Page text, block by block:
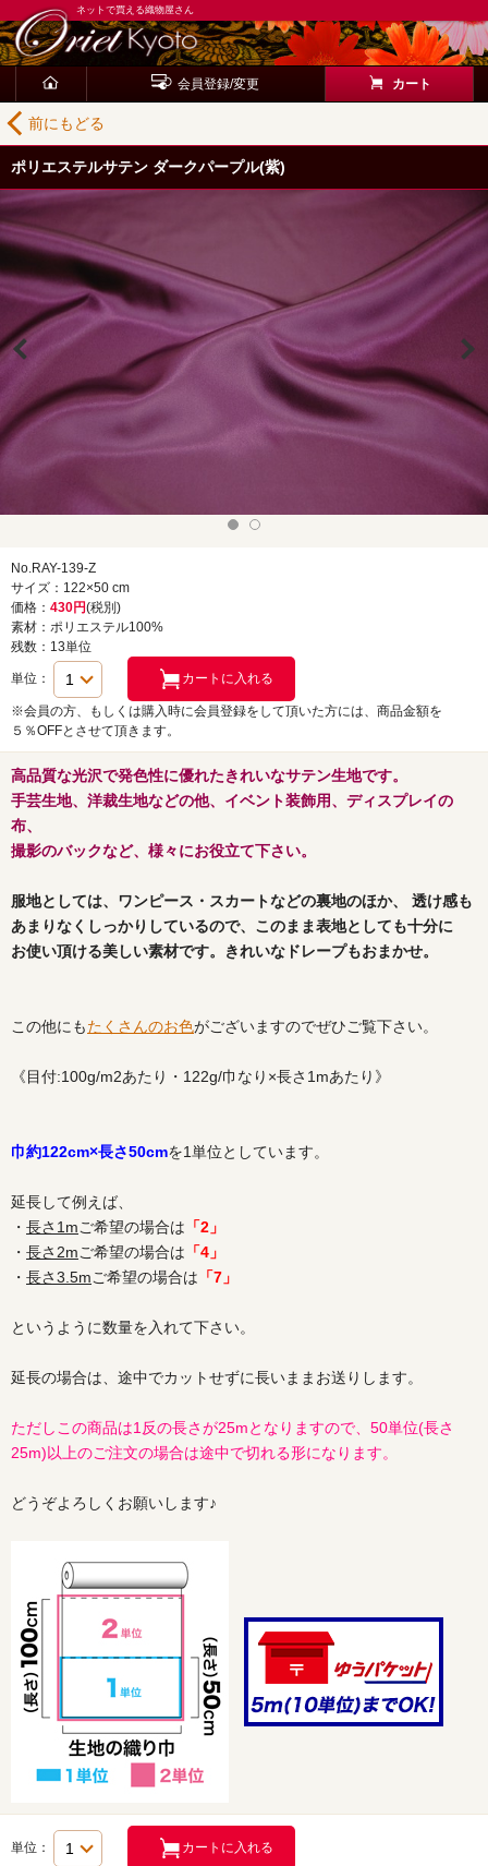
ネットで買える織物屋さん
会員登録/変更 カート
前にもどる
ポリエステルサテン ダークパープル(紫)
No.RAY-139-Z
サイズ：122×50 cm
価格： 430円(税別)
素材：ポリエステル100%
残数：13単位
単位：
※会員の方、もしくは購入時に会員登録をして頂いた方には、商品金額を
５％OFFとさせて頂きます。
高品質な光沢で発色性に優れたきれいなサテン生地です。
手芸生地、洋裁生地などの他、イベント装飾用、ディスプレイの
布、
撮影のバックなど、様々にお役立て下さい。
服地としては、ワンピース・スカートなどの裏地のほか、 透け感も
あまりなくしっかりしているので、このまま表地としても十分に
お使い頂ける美しい素材です。きれいなドレープもおまかせ。
この他にもたくさんのお色がございますのでぜひご覧下さい。
《目付:100g/m2あたり・122g/巾なり×長さ1mあたり》
巾約122cm×長さ50cmを1単位としています。
延長して例えば、
・ 長さ1mご希望の場合は 「2」
・ 長さ2mご希望の場合は 「4」
・ 長さ3.5mご希望の場合は 「7」
というように数量を入れて下さい。
延長の場合は、途中でカットせずに長いままお送りします。
ただしこの商品は1反の長さが25mとなりますので、50単位(長さ
25m)以上のご注文の場合は途中で切れる形になります。
どうぞよろしくお願いします♪
単位：